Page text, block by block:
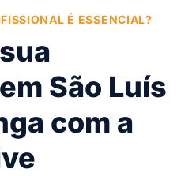
É ESSENCIAL?
São Luís
com a